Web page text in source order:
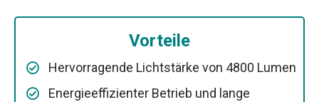
Vorteile
Hervorragende Lichtstärke von 4800 Lumen
Energieeffizienter Betrieb und lange